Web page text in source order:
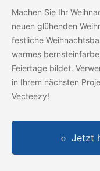
Machen Sie Ihr
neuen glühenden
festliche
warmes
Feiertage bildet.
in Ihrem nächsten
Vecteezy!
Jetzt